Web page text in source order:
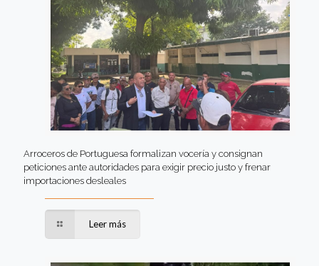
Arroceros de Portuguesa formalizan vocería y consignan
peticiones ante autoridades para exigir precio justo y frenar
importaciones desleales
Leer más